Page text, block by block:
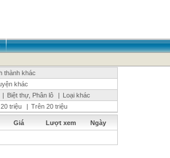
thành khác
khác
| Biệt thự, Phân lô | Loại khác
triệu | Trên 20 triệu
Giá Lượt xem Ngày